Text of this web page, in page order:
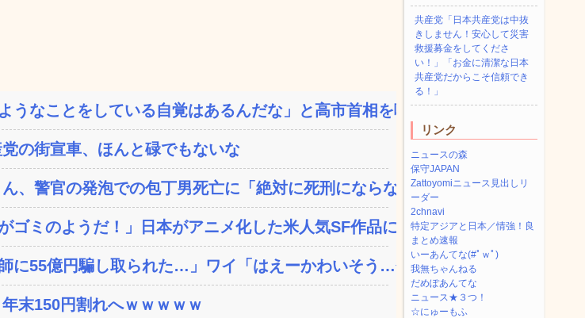
うなことをしている自覚はあるんだな」と高市首相を嘲笑...
党の街宣車、ほんと碌でもないな
ん、警官の発泡での包丁男死亡に「絶対に死刑にならない...
ゴミのようだ！」日本がアニメ化した米人気SF作品に絶...
に55億円騙し取られた…」ワイ「はえーかわいそう…会...
年末150円割れへｗｗｗｗｗ
共産党「日本共産党は中抜
きしません！安心して災害
救援募金をしてくださ
い！」「お金に清潔な日本
共産党だからこそ信頼でき
る！」
リンク
ニュースの森
保守JAPAN
Zattoyomiニュース見出しリ
ーダー
2chnavi
特定アジアと日本／情強！良
まとめ速報
いーあんてな(#ﾟｗﾟ)
我無ちゃんねる
だめぽあんてな
ニュース★３つ！
☆にゅーもふ